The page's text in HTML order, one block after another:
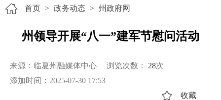
首页 > 政务动态 > 州政府网
州领导开展“八一”建军节慰问活动
来源：临夏州融媒体中心 浏览次数： 28次
添加时间：2025-07-30 17:53
收藏